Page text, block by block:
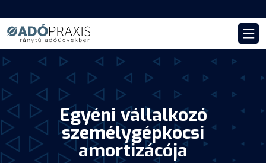
Egyéni vállalkozó
személygépkocsi
amortizácója